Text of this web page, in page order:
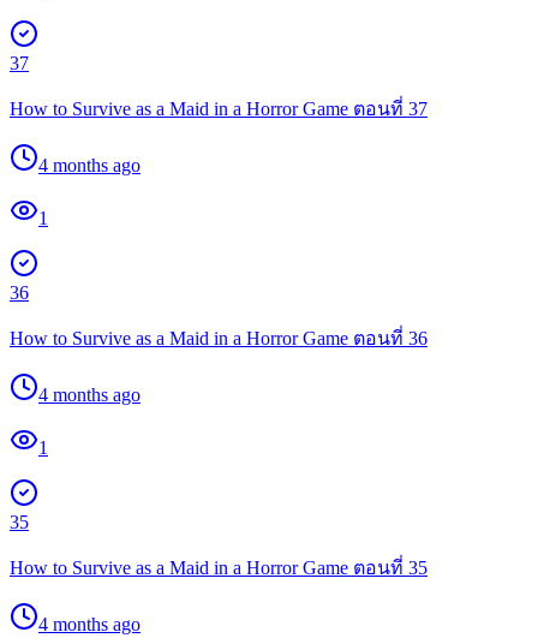
37
How to Survive as a Maid in a Horror Game ตอนที่ 37
4 months ago
1
36
How to Survive as a Maid in a Horror Game ตอนที่ 36
4 months ago
1
35
How to Survive as a Maid in a Horror Game ตอนที่ 35
4 months ago